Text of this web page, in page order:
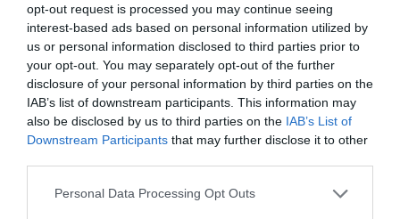
opt-out request is processed you may continue seeing
interest-based ads based on personal information utilized by
us or personal information disclosed to third parties prior to
your opt-out. You may separately opt-out of the further
disclosure of your personal information by third parties on the
IAB’s list of downstream participants. This information may
also be disclosed by us to third parties on the IAB’s List of
Downstream Participants that may further disclose it to other
Personal Data Processing Opt Outs
Λαμπερό και φωτεινό στη διάρκεια της μέρας το
εστιατόριο Ora by Ettore Botrini, μεταμορφώνεται
τα βράδια σε ιδανικό σκηνικό για
χολιγουντιανές εμφανίσεις. Στα γύρω τραπέζια
ανάμεσα σε ερωτευμένα ζευγάρια, οικογένειες
που γιορτάζουν μια επιτυχημένη μέρα, ελαφρά